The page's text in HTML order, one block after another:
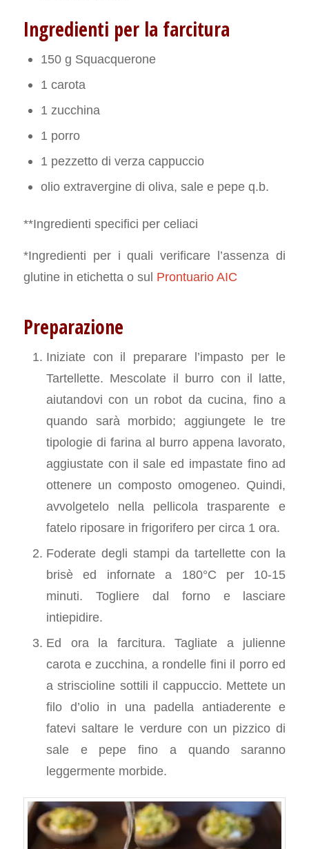
Ingredienti per la farcitura
150 g Squacquerone
1 carota
1 zucchina
1 porro
1 pezzetto di verza cappuccio
olio extravergine di oliva, sale e pepe q.b.
**Ingredienti specifici per celiaci
*Ingredienti per i quali verificare l’assenza di
glutine in etichetta o sul Prontuario AIC
Preparazione
Iniziate con il preparare l’impasto per le
Tartellette. Mescolate il burro con il latte,
aiutandovi con un robot da cucina, fino a
quando sarà morbido; aggiungete le tre
tipologie di farina al burro appena lavorato,
aggiustate con il sale ed impastate fino ad
ottenere un composto omogeneo. Quindi,
avvolgetelo nella pellicola trasparente e
fatelo riposare in frigorifero per circa 1 ora.
Foderate degli stampi da tartellette con la
brisè ed infornate a 180°C per 10-15
minuti. Togliere dal forno e lasciare
intiepidire.
Ed ora la farcitura. Tagliate a julienne
carota e zucchina, a rondelle fini il porro ed
a striscioline sottili il cappuccio. Mettete un
filo d’olio in una padella antiaderente e
fatevi saltare le verdure con un pizzico di
sale e pepe fino a quando saranno
leggermente morbide.